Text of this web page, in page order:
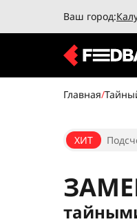
Ваш город:
Главная/
ХИТ